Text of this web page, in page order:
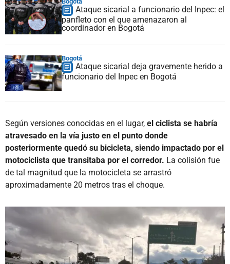
Ataque sicarial a funcionario del Inpec: el
panfleto con el que amenazaron al
coordinador en Bogotá
Bogotá
Ataque sicarial deja gravemente herido a
funcionario del Inpec en Bogotá
Según versiones conocidas en el lugar, el ciclista se habría
atravesado en la vía justo en el punto donde
posteriormente quedó su bicicleta, siendo impactado por el
motociclista que transitaba por el corredor. La colisión fue
de tal magnitud que la motocicleta se arrastró
aproximadamente 20 metros tras el choque.